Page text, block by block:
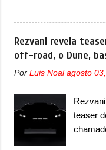
Era o
que
invasão
que
Renault
vai
com
desde
visual e
como
marca
Rezvani revela
off-road, o Dune,
Por Luis Noal agosto
teaser